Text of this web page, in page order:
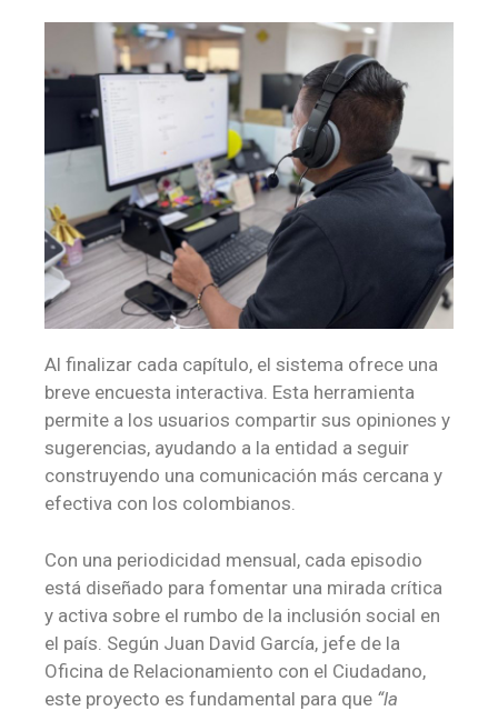
Al finalizar cada capítulo, el sistema ofrece una
breve encuesta interactiva. Esta herramienta
permite a los usuarios compartir sus opiniones y
sugerencias, ayudando a la entidad a seguir
construyendo una comunicación más cercana y
efectiva con los colombianos.
Con una periodicidad mensual, cada episodio
está diseñado para fomentar una mirada crítica
y activa sobre el rumbo de la inclusión social en
el país. Según Juan David García, jefe de la
Oficina de Relacionamiento con el Ciudadano,
este proyecto es fundamental para que “la